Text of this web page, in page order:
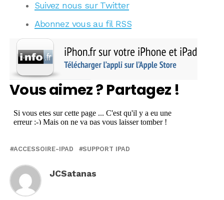
Suivez nous sur Twitter
Abonnez vous au fil RSS
Vous aimez ? Partagez !
ACCESSOIRE-IPAD SUPPORT IPAD
JCSatanas